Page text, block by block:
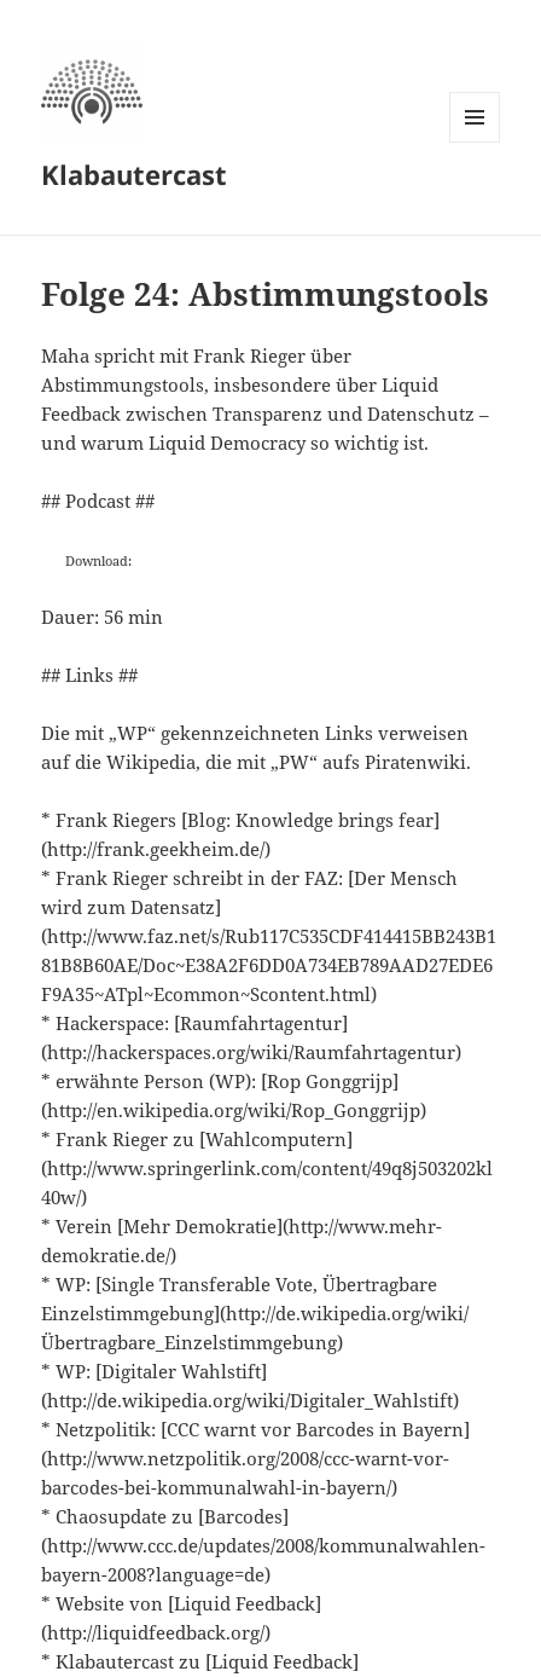
Klabautercast
Folge 24: Abstimmungstools
Maha spricht mit Frank Rieger über
Abstimmungstools, insbesondere über Liquid
Feedback zwischen Transparenz und Datenschutz –
und warum Liquid Democracy so wichtig ist.
## Podcast ##
Download:
Dauer: 56 min
## Links ##
Die mit „WP“ gekennzeichneten Links verweisen
auf die Wikipedia, die mit „PW“ aufs Piratenwiki.
* Frank Riegers [Blog: Knowledge brings fear]
(http://frank.geekheim.de/)
* Frank Rieger schreibt in der FAZ: [Der Mensch
wird zum Datensatz]
(http://www.faz.net/s/Rub117C535CDF414415BB243B1
81B8B60AE/Doc~E38A2F6DD0A734EB789AAD27EDE6
F9A35~ATpl~Ecommon~Scontent.html)
* Hackerspace: [Raumfahrtagentur]
(http://hackerspaces.org/wiki/Raumfahrtagentur)
* erwähnte Person (WP): [Rop Gonggrijp]
(http://en.wikipedia.org/wiki/Rop_Gonggrijp)
* Frank Rieger zu [Wahlcomputern]
(http://www.springerlink.com/content/49q8j503202kl
40w/)
* Verein [Mehr Demokratie](http://www.mehr-
demokratie.de/)
* WP: [Single Transferable Vote, Übertragbare
Einzelstimmgebung](http://de.wikipedia.org/wiki/
Übertragbare_Einzelstimmgebung)
* WP: [Digitaler Wahlstift]
(http://de.wikipedia.org/wiki/Digitaler_Wahlstift)
* Netzpolitik: [CCC warnt vor Barcodes in Bayern]
(http://www.netzpolitik.org/2008/ccc-warnt-vor-
barcodes-bei-kommunalwahl-in-bayern/)
* Chaosupdate zu [Barcodes]
(http://www.ccc.de/updates/2008/kommunalwahlen-
bayern-2008?language=de)
* Website von [Liquid Feedback]
(http://liquidfeedback.org/)
* Klabautercast zu [Liquid Feedback]